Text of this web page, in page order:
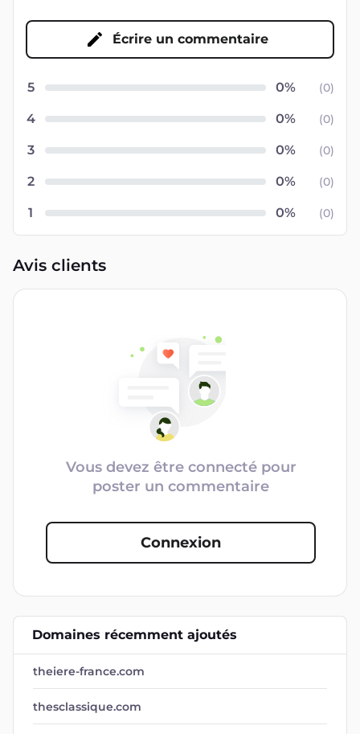
Écrire un commentaire
5 (0)
4 (0)
3 (0)
2 (0)
1 (0)
Avis clients
Vous devez être connecté pour
poster un commentaire
Connexion
Domaines récemment ajoutés
theiere-france.com
thesclassique.com